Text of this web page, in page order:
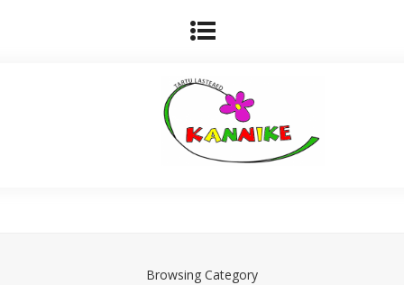
Browsing Category